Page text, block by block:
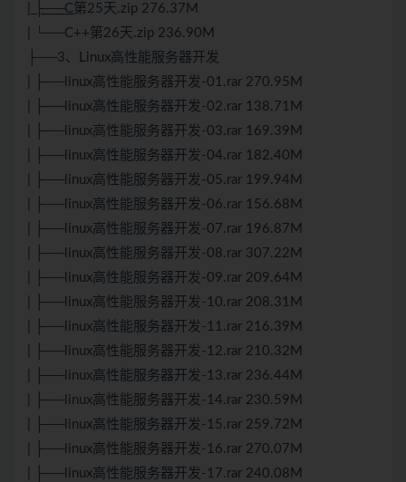
| ├──C第25天.zip 276.37M
| └──C++第26天.zip 236.90M
├──3、
Linux高性能服务器开发
| ├──linux高性能服务器开发-01.rar 270.95M
| ├──linux高性能服务器开发-02.rar 138.71M
| ├──linux高性能服务器开发-03.rar 169.39M
| ├──linux高性能服务器开发-04.rar 182.40M
| ├──linux高性能服务器开发-05.rar 199.94M
| ├──linux高性能服务器开发-06.rar 156.68M
| ├──linux高性能服务器开发-07.rar 196.87M
| ├──linux高性能服务器开发-08.rar 307.22M
| ├──linux高性能服务器开发-09.rar 209.64M
| ├──linux高性能服务器开发-10.rar 208.31M
| ├──linux高性能服务器开发-11.rar 216.39M
| ├──linux高性能服务器开发-12.rar 210.32M
| ├──linux高性能服务器开发-13.rar 236.44M
| ├──linux高性能服务器开发-14.rar 230.59M
| ├──linux高性能服务器开发-15.rar 259.72M
| ├──linux高性能服务器开发-16.rar 270.07M
| ├──linux高性能服务器开发-17.rar 240.08M